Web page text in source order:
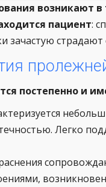
возникают в
пациент:
зачастую
постепенно и
Легко